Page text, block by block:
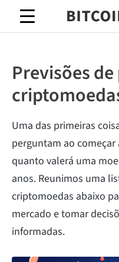
Previsões
Uma das primeiras
perguntam ao
quanto valerá uma
anos. Reunimos uma
criptomoedas abaixo
mercado e tomar
informadas.